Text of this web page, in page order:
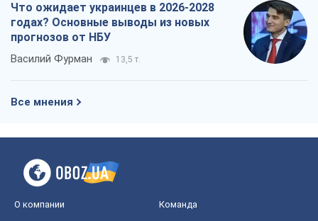
Что ожидает украинцев в 2026-2028
годах? Основные выводы из новых
прогнозов от НБУ
Василий Фурман 13,5 т.
Все мнения
О компании Команда